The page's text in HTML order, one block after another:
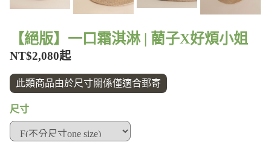
【絕版】一口霜淇淋 | 藺子X好煩小姐
NT$2,080起
此類商品由於尺寸關係僅適合郵寄
尺寸